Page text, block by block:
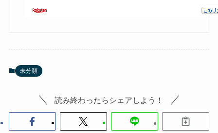
未分類
読み終わったらシェアしよう！